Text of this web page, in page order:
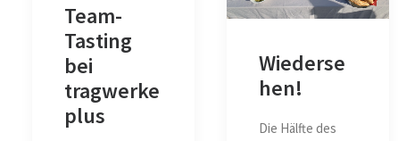
Team-
Tasting
bei
tragwerke
plus
Wiederse
hen!
Die Hälfte des